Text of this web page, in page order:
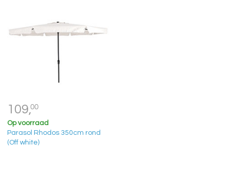
109,00
Op voorraad
Parasol Rhodos 350cm rond
(Off white)